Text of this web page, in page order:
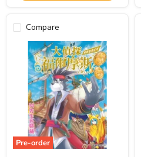
Compare
Pre-order